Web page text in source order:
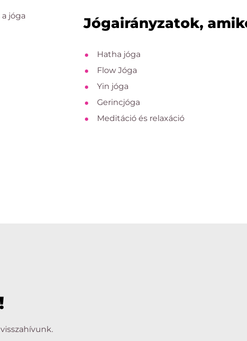
jóga Jógairányzatok,
Hatha jóga
Flow Jóga
Yin jóga
Gerincjóga
Meditáció és relaxáció